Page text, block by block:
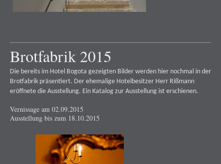
Brotfabrik 2015
Die bereits im Hotel Bogota gezeigten Bilder werden hier nochmal in der
Brotfabrik präsentiert. Der ehemalige Hotelbesitzer Herr Rißmann
eröffnete die Ausstellung. Ein Katalog zur Ausstellung ist erschienen.
Vernissage am 02.09.2015
Ausstellung bis zum 18.10.2015